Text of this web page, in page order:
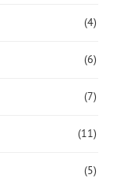
(4)
(6)
(7)
(11)
(5)